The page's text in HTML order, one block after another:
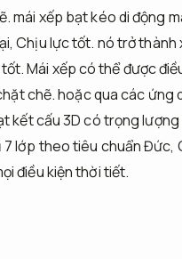
mái xếp bạt kéo di động
Chịu lực tốt. nó trở thành
Mái xếp có thể được
chẽ.hoặc qua các ứng
kết cấu 3D có trọng
7 lớp theo tiêu chuẩn Đức,
điều kiện thời tiết.